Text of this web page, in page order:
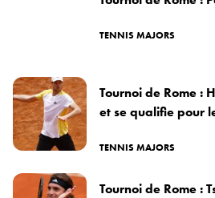
TENNIS MAJORS
Tournoi de Rome :
et se qualifie pour
TENNIS MAJORS
Tournoi de Rome :